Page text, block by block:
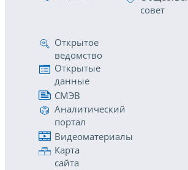
совет
Открытое
ведомство
Открытые
данные
СМЭВ
Аналитический
портал
Видеоматериалы
Карта
сайта